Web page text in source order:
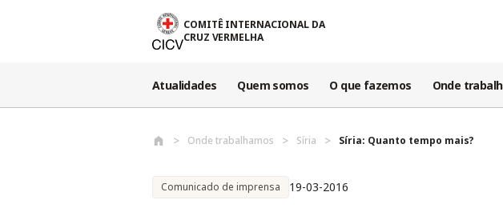
Passar para o conteúdo principal
COMITÊ INTERNACIONAL DA
CRUZ VERMELHA
Atualidades Quem somos O que fazemos Onde
Onde trabalhamos Síria Síria: Quanto tempo mais?
Comunicado de imprensa 19-03-2016